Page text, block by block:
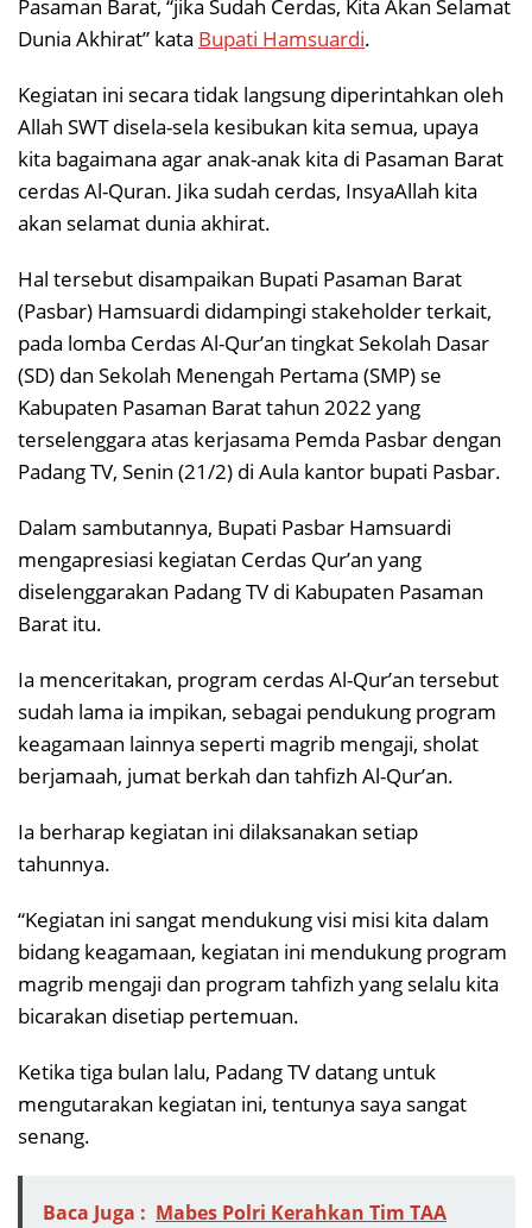
Pasaman Barat, “jika Sudah Cerdas, Kita Akan Selamat
Dunia Akhirat” kata Bupati Hamsuardi.
Kegiatan ini secara tidak langsung diperintahkan oleh
Allah SWT disela-sela kesibukan kita semua, upaya
kita bagaimana agar anak-anak kita di Pasaman Barat
cerdas Al-Quran. Jika sudah cerdas, InsyaAllah kita
akan selamat dunia akhirat.
Hal tersebut disampaikan Bupati Pasaman Barat
(Pasbar) Hamsuardi didampingi stakeholder terkait,
pada lomba Cerdas Al-Qur’an tingkat Sekolah Dasar
(SD) dan Sekolah Menengah Pertama (SMP) se
Kabupaten Pasaman Barat tahun 2022 yang
terselenggara atas kerjasama Pemda Pasbar dengan
Padang TV, Senin (21/2) di Aula kantor bupati Pasbar.
Dalam sambutannya, Bupati Pasbar Hamsuardi
mengapresiasi kegiatan Cerdas Qur’an yang
diselenggarakan Padang TV di Kabupaten Pasaman
Barat itu.
Ia menceritakan, program cerdas Al-Qur’an tersebut
sudah lama ia impikan, sebagai pendukung program
keagamaan lainnya seperti magrib mengaji, sholat
berjamaah, jumat berkah dan tahfizh Al-Qur’an.
Ia berharap kegiatan ini dilaksanakan setiap
tahunnya.
“Kegiatan ini sangat mendukung visi misi kita dalam
bidang keagamaan, kegiatan ini mendukung program
magrib mengaji dan program tahfizh yang selalu kita
bicarakan disetiap pertemuan.
Ketika tiga bulan lalu, Padang TV datang untuk
mengutarakan kegiatan ini, tentunya saya sangat
senang.
Baca Juga : Mabes Polri Kerahkan Tim TAA